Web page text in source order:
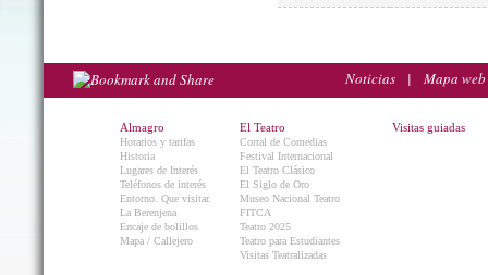
Noticias | Mapa web
Almagro
Horarios y tarifas
Historia
Lugares de Interés
Teléfonos de interés
Entorno. Que visitar.
La Berenjena
Encaje de bolillos
Mapa / Callejero
El Teatro
Corral de Comedias
Festival Internacional
El Teatro Clásico
El Siglo de Oro
Museo Nacional Teatro
FITCA
Teatro 2025
Teatro para Estudiantes
Visitas Teatralizadas
Visitas guiadas